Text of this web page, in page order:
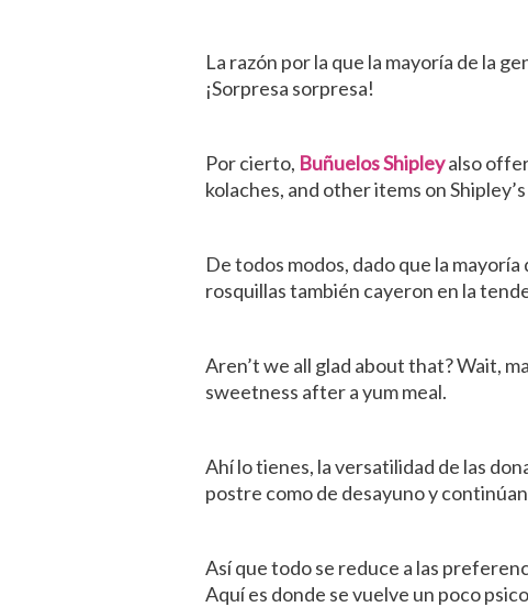
La razón por la que la mayoría de la
¡Sorpresa sorpresa!
Por cierto, Buñuelos Shipleyalso
kolaches, and other items on
De todos modos, dado que la
rosquillas también cayeron en la
Aren’t we all glad about that? Wait,
sweetness after a yum meal.
Ahí lo tienes, la versatilidad de las
postre como de desayuno y
Así que todo se reduce a las
Aquí es donde se vuelve un poco